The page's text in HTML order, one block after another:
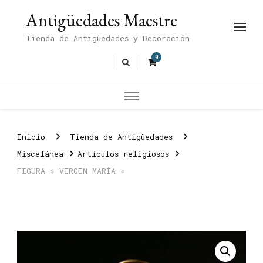
Antigüedades Maestre
Tienda de Antigüedades y Decoración
0
Inicio
Tienda de Antigüedades
Miscelánea
Artículos religiosos
FIGURA » VIRGEN MARÍA «